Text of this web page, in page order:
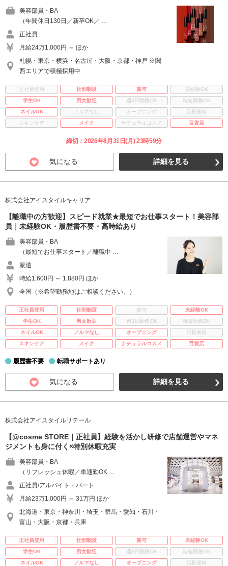
美容部員・BA
（年間休日130日／新卒OK／ …
正社員
月給24万1,000円 ～ ほか
札幌・東京・横浜・名古屋・大阪・京都・神戸 ※関
西エリアで積極採用中
正社員登用 社割制度 賞与
未経験OK
学生OK
男女歓迎 週3日勤務OK
時短勤務OK
ネイルOK
ノルマなし オープニング
店長候補
スキンケア
メイク ナチュラルコスメ 百貨店
締切：2026年8月31日(月) 23時59分
気になる 詳細を見る
株式会社アイスタイルキャリア
【離職中の方歓迎】スピード就業★最短でお仕事スタート！美容部
員｜未経験OK・履歴書不要・高時給あり
美容部員・BA
（最短でお仕事スタート／離職中 …
派遣
時給1,600円 ～ 1,880円 ほか
全国（※希望勤務地はご相談ください。）
正社員登用 社割制度 賞与
未経験OK
学生OK
男女歓迎 週3日勤務OK
時短勤務OK
ネイルOK
ノルマなし オープニング
店長候補
スキンケア
メイク ナチュラルコスメ 百貨店
履歴書不要 転職サポートあり
気になる 詳細を見る
株式会社アイスタイルリテール
【@cosme STORE｜正社員】経験を活かし研修で店舗運営やマネ
ジメントも身に付く×特別休暇充実
美容部員・BA
（リフレッシュ休暇／車通勤OK …
正社員/アルバイト・パート
月給23万1,000円 ～ 31万円 ほか
北海道・東京・神奈川・埼玉・群馬・愛知・石川・
富山・大阪・京都・兵庫
正社員登用 社割制度 賞与
未経験OK
学生OK
男女歓迎 週3日勤務OK
時短勤務OK
ネイルOK
ノルマなし オープニング
店長候補